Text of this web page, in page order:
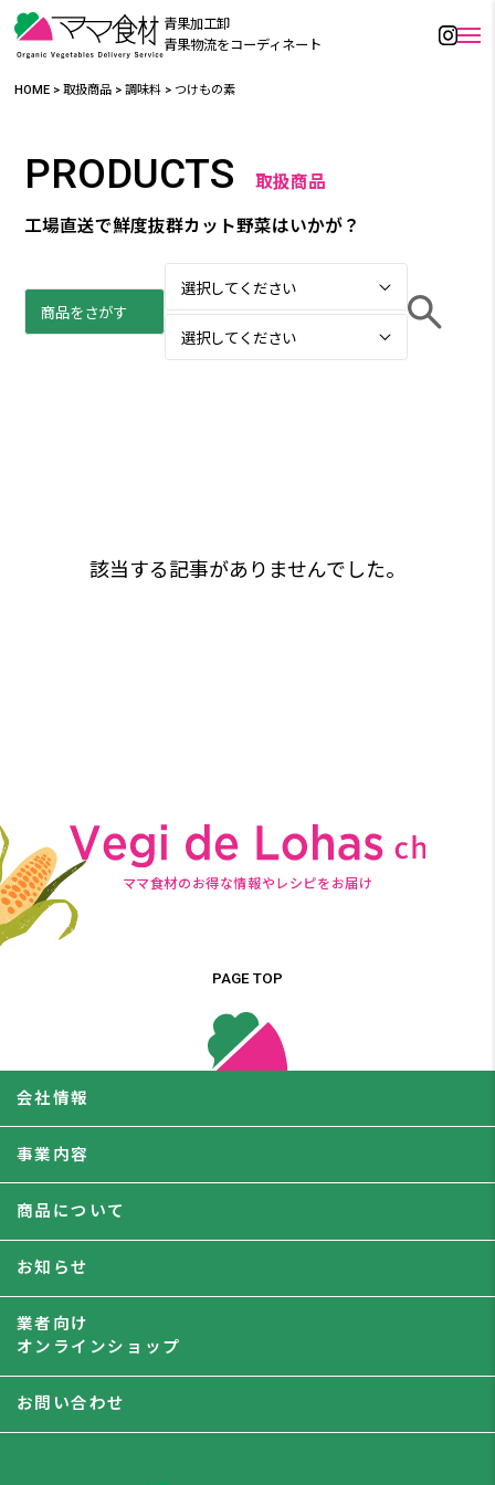
青果加工卸
青果物流をコーディネート
HOME >取扱商品 >調味料 >つけもの素
PRODUCTS 取扱商品
工場直送で鮮度抜群カット野菜はいかが？
該当する記事がありませんでした。
ママ食材のお得な情報やレシピをお届け
PAGE TOP
会社情報
事業内容
商品について
お知らせ
業者向け
オンラインショップ
お問い合わせ